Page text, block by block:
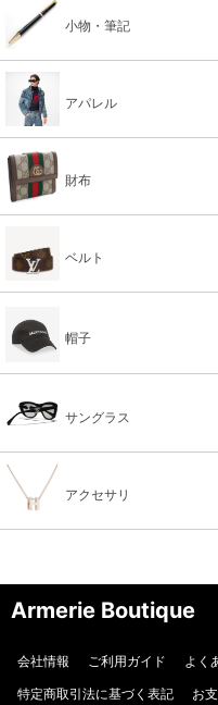
小物・筆記
アパレル
財布
ベルト
帽子
サングラス
アクセサリ
Armerie Boutique
会社情報 ご利用ガイド よく
特定商取引法に基づく表記
お